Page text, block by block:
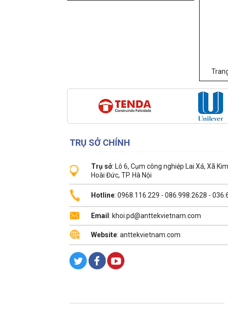
TRỤ SỞ CHÍNH
Trụ sở: Lô 6, Cụm công nghiệp Lai Xá, Xã
Hoài Đức, TP. Hà Nội
Hotline: 0968.116.229 - 086.998.2628 -
Email: khoi.pd@anttekvietnam.com
Website: anttekvietnam.com